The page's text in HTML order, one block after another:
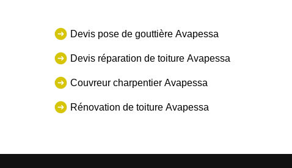
Devis pose de gouttière Avapessa
Devis réparation de toiture Avapessa
Couvreur charpentier Avapessa
Rénovation de toiture Avapessa